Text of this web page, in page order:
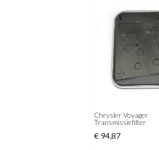
Chrysler Voyager
Transmissiefilter
€ 94,87